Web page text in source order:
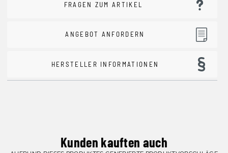
FRAGEN ZUM ARTIKEL
ANGEBOT ANFORDERN
HERSTELLER INFORMATIONEN
Kunden kauften auch